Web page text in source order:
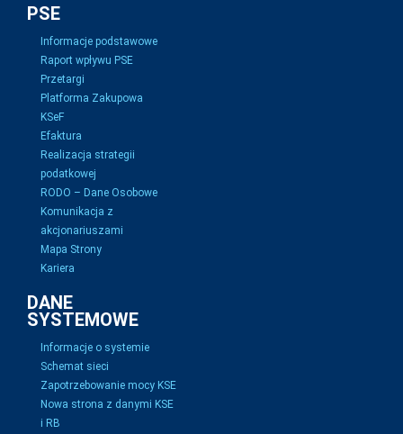
PSE
Informacje podstawowe
Raport wpływu PSE
Przetargi
Platforma Zakupowa
KSeF
Efaktura
Realizacja strategii
podatkowej
RODO – Dane Osobowe
Komunikacja z
akcjonariuszami
Mapa Strony
Kariera
DANE
SYSTEMOWE
Informacje o systemie
Schemat sieci
Zapotrzebowanie mocy KSE
Nowa strona z danymi KSE
i RB